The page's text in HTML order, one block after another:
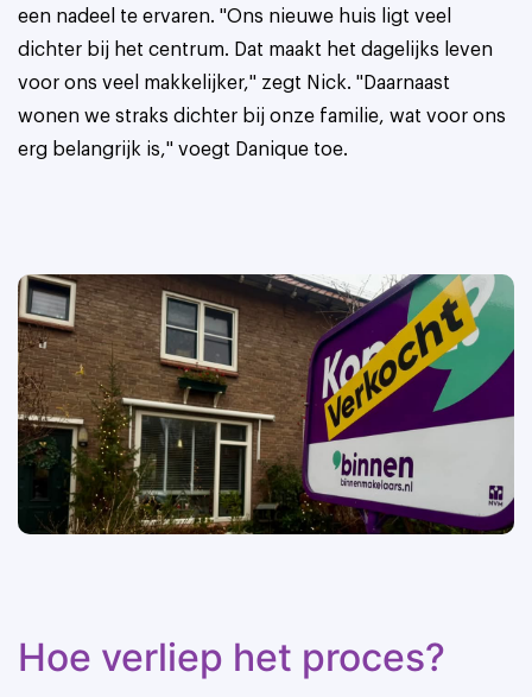
een nadeel te ervaren. "Ons nieuwe huis ligt veel
dichter bij het centrum. Dat maakt het dagelijks leven
voor ons veel makkelijker," zegt Nick. "Daarnaast
wonen we straks dichter bij onze familie, wat voor ons
erg belangrijk is," voegt Danique toe.
Hoe verliep het proces?